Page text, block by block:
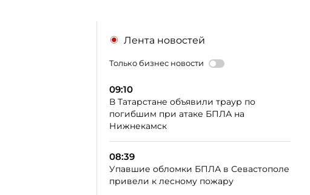
Лента новостей
Только бизнес новости
09:10
В Татарстане объявили траур по
погибшим при атаке БПЛА на
Нижнекамск
08:39
Упавшие обломки БПЛА в Севастополе
привели к лесному пожару